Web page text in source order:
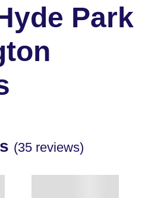
Park
(35 reviews)